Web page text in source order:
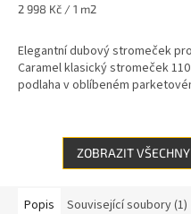
Měrná
2 998 Kč / 1 m2
Elegantní dubový stromeček
Caramel klasický stromeček
podlaha v oblíbeném
ZOBRAZIT
Popis Související soubory (1)